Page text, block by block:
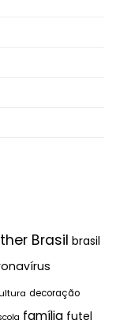
Brasil brasil
decoração
família futel